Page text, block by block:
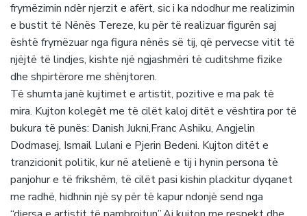
frymëzimin ndër njerzit e afërt, sic i ka ndodhur me realizimin
e bustit të Nënës Tereze, ku për të realizuar figurën saj
është frymëzuar nga figura nënës së tij, që pervecse vitit të
njëjtë të lindjes, kishte një ngjashmëri të cuditshme fizike
dhe shpirtërore me shënjtoren.
Të shumta janë kujtimet e artistit, pozitive e ma pak të
mira. Kujton kolegët me të cilët kaloj ditët e vështira por të
bukura të punës: Danish Jukni,Franc Ashiku, Angjelin
Dodmasej, Ismail Lulani e Pjerin Bedeni. Kujton ditët e
tranzicionit politik, kur në atelienë e tij i hynin persona të
panjohur e të frikshëm, të cilët pasi kishin plackitur dyqanet
me radhë, hidhnin një sy për të kapur ndonjë send nga